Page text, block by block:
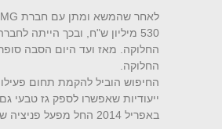
לאחר שהמשא ומתן עם חברת
החלוקה. מאז ועד היום הסבה
החלוקה.
החיפוש הוביל להקמת תחום
ייעודיות שאפשרו לספק גז טבעי
באפריל 2014 החל מפעל פניציה שבפארק התעשייה ציפורית לצרוך גז טבעי דחוס, ואחריו התחברו עוד מפעלים רבים. החברה החלה לספק גז טבעי דחוס לרכבים (